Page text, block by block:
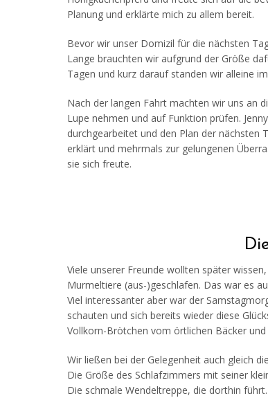
Planung und erklärte mich zu allem bereit.
Bevor wir unser Domizil für die nächsten
Lange brauchten wir aufgrund der Größe
Tagen und kurz darauf standen wir alleine
Nach der langen Fahrt machten wir uns an
Lupe nehmen und auf Funktion prüfen.
durchgearbeitet und den Plan der nächsten
erklärt und mehrmals zur gelungenen
sie sich freute.
Viele unserer Freunde wollten später
Murmeltiere (aus-)geschlafen. Das war es
Viel interessanter aber war der
schauten und sich bereits wieder diese
Vollkorn-Brötchen vom örtlichen Bäcker
Wir ließen bei der Gelegenheit auch gleich
Die Größe des Schlafzimmers mit seiner
Die schmale Wendeltreppe, die dorthin führt.